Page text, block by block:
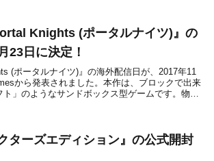
Knights (ポータルナイツ)』の
23日に決定！
(ポータルナイツ)』の海外配信日が、2017年11
から発表されました。本作は、ブロックで出来
」のようなサンドボックス型ゲームです。物作
ターズエディション』の公式開封